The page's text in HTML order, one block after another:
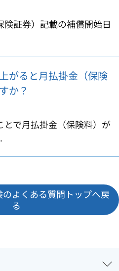
証券）記載の補償開始日
がると月払掛金（保険
か？
で月払掛金（保険料）が
よくある質問トップへ戻
る